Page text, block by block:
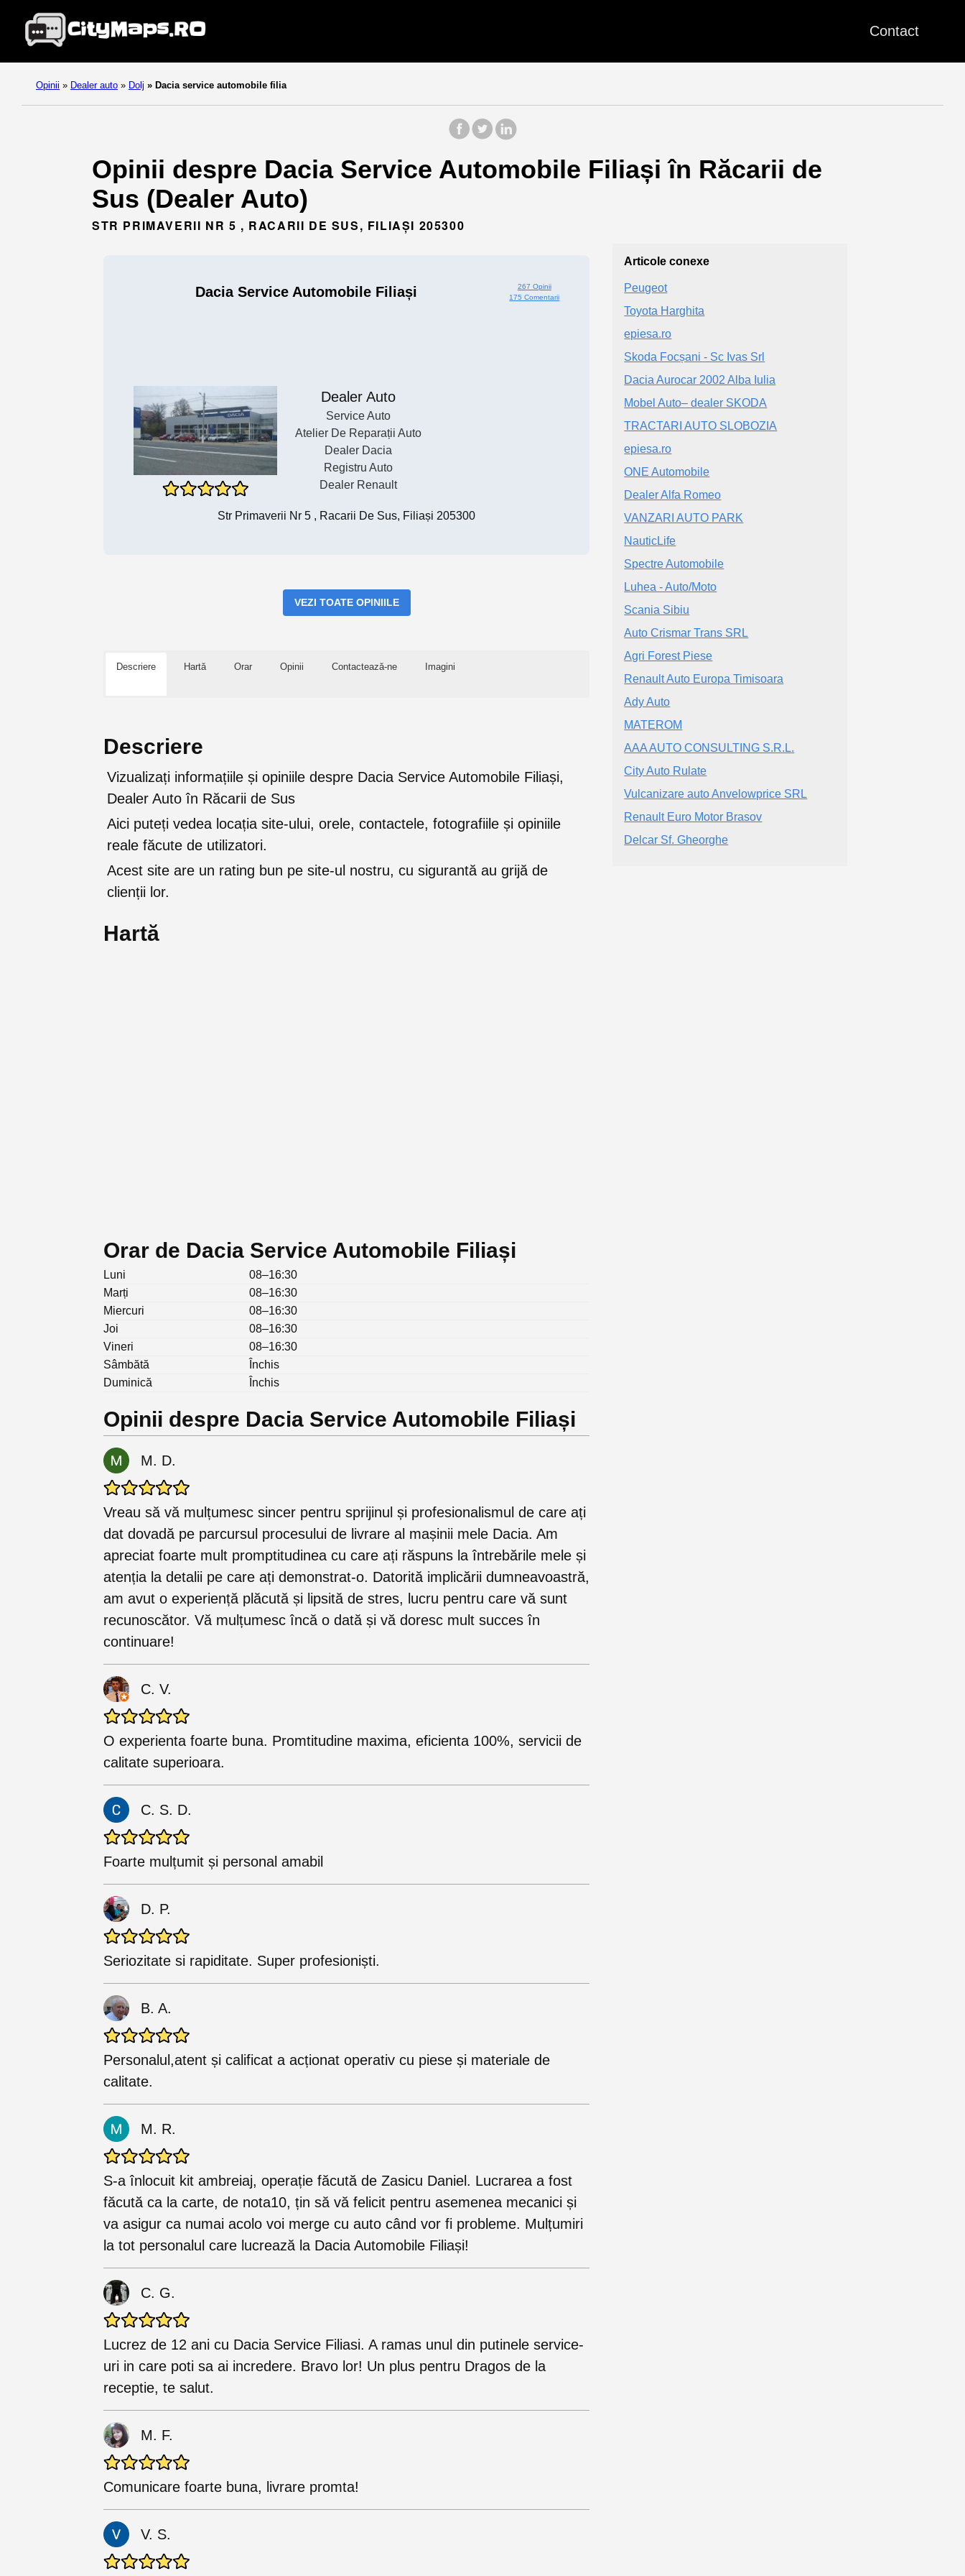
Contact
Opinii » Dealer auto » Dolj » Dacia service automobile filia
Opinii despre Dacia Service Automobile Filiași în Răcarii de
Sus (Dealer Auto)
STR PRIMAVERII NR 5 , RACARII DE SUS, FILIAȘI 205300
Dacia Service Automobile Filiași
267 Opinii
175 Comentarii
Dealer Auto
Service Auto
Atelier De Reparații Auto
Dealer Dacia
Registru Auto
Dealer Renault
Str Primaverii Nr 5 , Racarii De Sus, Filiași 205300
VEZI TOATE OPINIILE
Descriere Hartă Orar Opinii Contactează-ne Imagini
Descriere
Vizualizați informațiile și opiniile despre Dacia Service Automobile Filiași,
Dealer Auto în Răcarii de Sus
Aici puteți vedea locația site-ului, orele, contactele, fotografiile și opiniile
reale făcute de utilizatori.
Acest site are un rating bun pe site-ul nostru, cu sigurantă au grijă de
clienții lor.
Hartă
Orar de Dacia Service Automobile Filiași
Luni
08–16:30
Marți
08–16:30
Miercuri
08–16:30
Joi
08–16:30
Vineri
08–16:30
Sâmbătă
Închis
Duminică
Închis
Opinii despre Dacia Service Automobile Filiași
M. D.
Vreau să vă mulțumesc sincer pentru sprijinul și profesionalismul de care ați
dat dovadă pe parcursul procesului de livrare al mașinii mele Dacia. Am
apreciat foarte mult promptitudinea cu care ați răspuns la întrebările mele și
atenția la detalii pe care ați demonstrat-o. Datorită implicării dumneavoastră,
am avut o experiență plăcută și lipsită de stres, lucru pentru care vă sunt
recunoscător. Vă mulțumesc încă o dată și vă doresc mult succes în
continuare!
C. V.
O experienta foarte buna. Promtitudine maxima, eficienta 100%, servicii de
calitate superioara.
C. S. D.
Foarte mulțumit și personal amabil
D. P.
Seriozitate si rapiditate. Super profesioniști.
B. A.
Personalul,atent și calificat a acționat operativ cu piese și materiale de
calitate.
M. R.
S-a înlocuit kit ambreiaj, operație făcută de Zasicu Daniel. Lucrarea a fost
făcută ca la carte, de nota10, țin să vă felicit pentru asemenea mecanici și
va asigur ca numai acolo voi merge cu auto când vor fi probleme. Mulțumiri
la tot personalul care lucrează la Dacia Automobile Filiași!
C. G.
Lucrez de 12 ani cu Dacia Service Filiasi. A ramas unul din putinele service-
uri in care poti sa ai incredere. Bravo lor! Un plus pentru Dragos de la
receptie, te salut.
M. F.
Comunicare foarte buna, livrare promta!
V. S.
Articole conexe
Peugeot
Toyota Harghita
epiesa.ro
Skoda Focșani - Sc Ivas Srl
Dacia Aurocar 2002 Alba Iulia
Mobel Auto– dealer SKODA
TRACTARI AUTO SLOBOZIA
epiesa.ro
ONE Automobile
Dealer Alfa Romeo
VANZARI AUTO PARK
NauticLife
Spectre Automobile
Luhea - Auto/Moto
Scania Sibiu
Auto Crismar Trans SRL
Agri Forest Piese
Renault Auto Europa Timisoara
Ady Auto
MATEROM
AAA AUTO CONSULTING S.R.L.
City Auto Rulate
Vulcanizare auto Anvelowprice SRL
Renault Euro Motor Brasov
Delcar Sf. Gheorghe